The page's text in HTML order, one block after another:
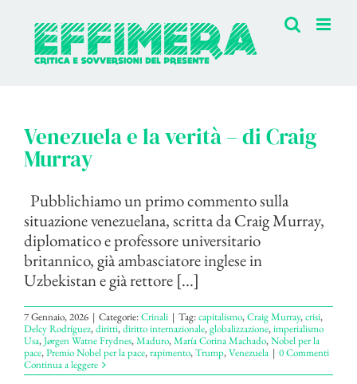
contenuto
Venezuela e la verità – di Craig
Murray
Pubblichiamo un primo commento sulla
situazione venezuelana, scritta da Craig Murray,
diplomatico e professore universitario
britannico, già ambasciatore inglese in
Uzbekistan e già rettore [...]
7 Gennaio, 2026 | Categorie:Crinali | Tag:capitalismo,Craig Murray,crisi,
Delcy Rodríguez,diritti,diritto internazionale,globalizzazione,imperialismo
Usa,Jørgen Watne Frydnes,Maduro,María Corina Machado,Nobel per la
pace,Premio Nobel per la pace,rapimento,Trump,Venezuela | 0 Commenti
Continua a leggere